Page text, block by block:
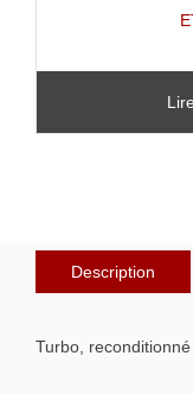
Description
Turbo,